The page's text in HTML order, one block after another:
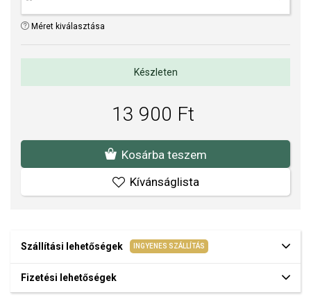
Méret kiválasztása
Készleten
13 900 Ft
Kosárba teszem
Kívánságlista
Szállítási lehetőségek INGYENES SZÁLLÍTÁS
Fizetési lehetőségek